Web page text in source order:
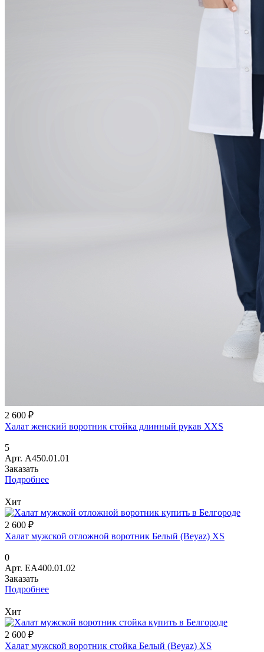
2 600 ₽
Халат женский воротник стойка длинный рукав XXS
5
Арт. A450.01.01
Заказать
Подробнее
Хит
2 600 ₽
Халат мужской отложной воротник Белый (Beyaz) XS
0
Арт. EA400.01.02
Заказать
Подробнее
Хит
2 600 ₽
Халат мужской воротник стойка Белый (Beyaz) XS